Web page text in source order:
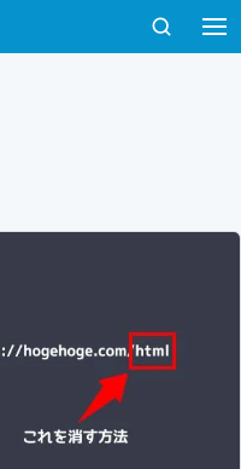
検索